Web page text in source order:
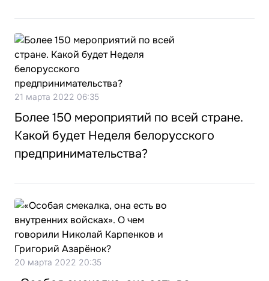
21 марта 2022 06:35
Более 150 мероприятий по всей стране.
Какой будет Неделя белорусского
предпринимательства?
20 марта 2022 20:35